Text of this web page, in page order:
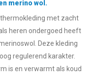
merino wol.
met zacht
heren ondergoed heeft
Deze kleding
regulerend karakter.
is en verwarmt als koud